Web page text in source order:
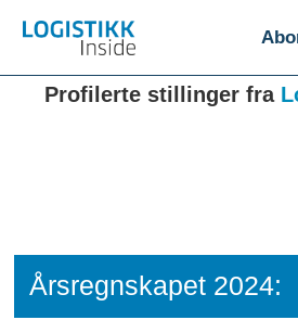
Profilerte stillinger fra
Årsregnskapet 2024: